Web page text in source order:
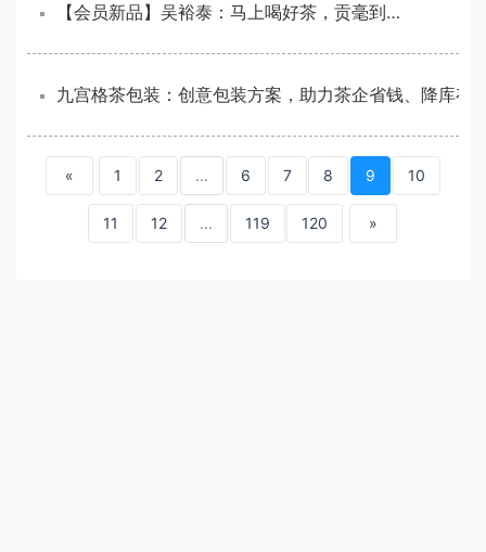
【会员新品】吴裕泰：马上喝好茶，贡毫到万家！
« 1 2 ... 6 7 8 9 10
11 12 ... 119 120 »